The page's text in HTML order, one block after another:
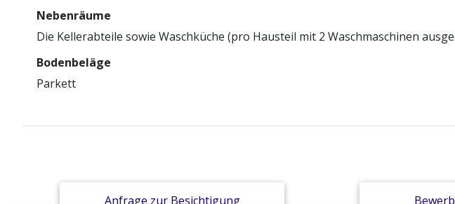
Nebenräume
Die Kellerabteile sowie Waschküche (pro Hausteil mit 2 Waschmaschinen
Bodenbeläge
Parkett
Anfrage zur Besichtigung